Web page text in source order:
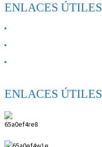
ENLACES ÚTILES
ENLACES ÚTILES